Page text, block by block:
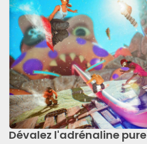
Dévalez l'adrénaline pure